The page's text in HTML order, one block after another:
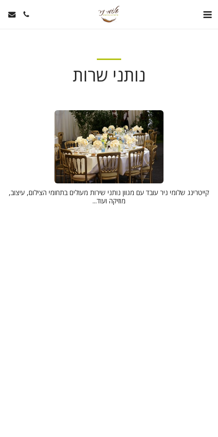
נותני שרות
קייטרינג שלומי ניר עובד עם מגוון נותני שירות מעולים בתחומי הצילום, עיצוב,
מוזיקה ועוד...